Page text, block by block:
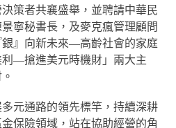
策者共襄盛舉，並聘請中華民
寧秘書長，及麥克瘋管理顧問
』向新未來—高齡社會的家庭
—搶進美元時機財」兩大主
元通路的領先標竿，持續深耕
保險領域，站在協助經營的角